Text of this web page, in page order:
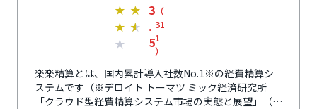
★ ★
★ ★
★
3
.
5
（
31
1
）
楽楽精算とは、国内累計導入社数No.1※の経費精算シ
ステムです（※デロイト トーマツ ミック経済研究所
「クラウド型経費精算システム市場の実態と展望」（ミ